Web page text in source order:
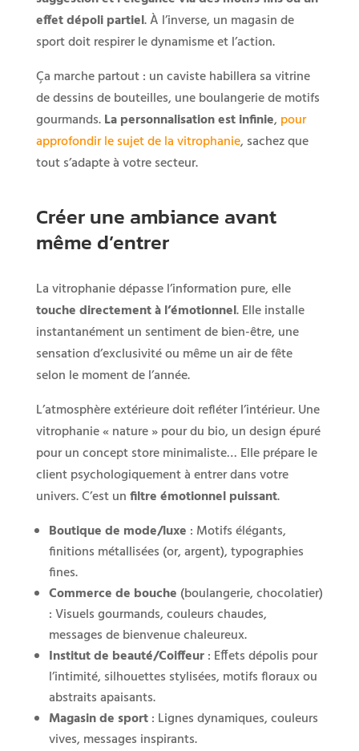
effet dépoli partiel. À l’inverse, un magasin de
sport doit respirer le dynamisme et l’action.
Ça marche partout : un caviste habillera sa vitrine
de dessins de bouteilles, une boulangerie de motifs
gourmands.La personnalisation est infinie, pour
approfondir le sujet de la vitrophanie, sachez que
tout s’adapte à votre secteur.
Créer une ambiance avant
même d’entrer
La vitrophanie dépasse l’information pure, elle
touche directement à l’émotionnel. Elle installe
instantanément un sentiment de bien-être, une
sensation d’exclusivité ou même un air de fête
selon le moment de l’année.
L’atmosphère extérieure doit refléter l’intérieur. Une
vitrophanie « nature » pour du bio, un design épuré
pour un concept store minimaliste… Elle prépare le
client psychologiquement à entrer dans votre
univers. C’est unfiltre émotionnel puissant.
Boutique de mode/luxe : Motifs élégants,
finitions métallisées (or, argent), typographies
fines.
Commerce de bouche (boulangerie, chocolatier)
: Visuels gourmands, couleurs chaudes,
messages de bienvenue chaleureux.
Institut de beauté/Coiffeur: Effets dépolis pour
l’intimité, silhouettes stylisées, motifs floraux ou
abstraits apaisants.
Magasin de sport: Lignes dynamiques, couleurs
vives, messages inspirants.